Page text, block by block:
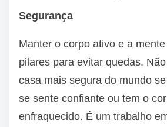
Segurança
Manter o corpo ativo e a
pilares para evitar quedas.
casa mais segura do mundo
se sente confiante ou tem o
enfraquecido. É um trabalho